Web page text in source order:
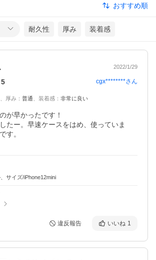
おすすめ順
耐久性 厚み 装着感
2022/1/29
5 cgx********さん
厚み ： 普通 装着感 ： 非常に良い
が早かったです！
たー。早速ケースをはめ、使っていま
す。
サイズ/iPhone12mini
違反報告 いいね 1